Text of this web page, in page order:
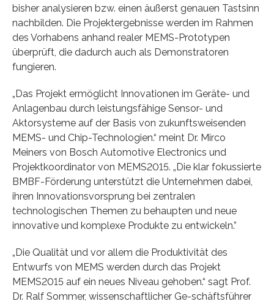
bisher analysieren bzw. einen äußerst genauen Tastsinn
nachbilden. Die Projektergebnisse werden im Rahmen
des Vorhabens anhand realer MEMS-Prototypen
überprüft, die dadurch auch als Demonstratoren
fungieren.
„Das Projekt ermöglicht Innovationen im Geräte- und
Anlagenbau durch leistungsfähige Sensor- und
Aktorsysteme auf der Basis von zukunftsweisenden
MEMS- und Chip-Technologien.“ meint Dr. Mirco
Meiners von Bosch Automotive Electronics und
Projektkoordinator von MEMS2015. „Die klar fokussierte
BMBF-Förderung unterstützt die Unternehmen dabei,
ihren Innovationsvorsprung bei zentralen
technologischen Themen zu behaupten und neue
innovative und komplexe Produkte zu entwickeln.”
„Die Qualität und vor allem die Produktivität des
Entwurfs von MEMS werden durch das Projekt
MEMS2015 auf ein neues Niveau gehoben.“ sagt Prof.
Dr. Ralf Sommer, wissenschaftlicher Ge-schäftsführer